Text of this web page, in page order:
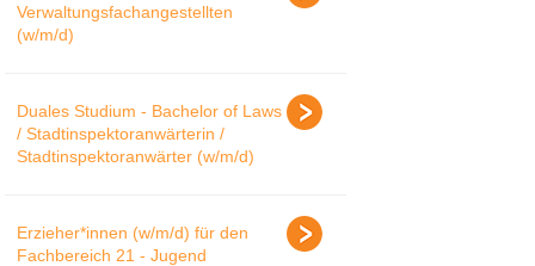
Verwaltungsfachangestellten
(w/m/d)
Duales Studium - Bachelor of Laws
/ Stadtinspektoranwärterin /
Stadtinspektoranwärter (w/m/d)
Erzieher*innen (w/m/d) für den
Fachbereich 21 - Jugend